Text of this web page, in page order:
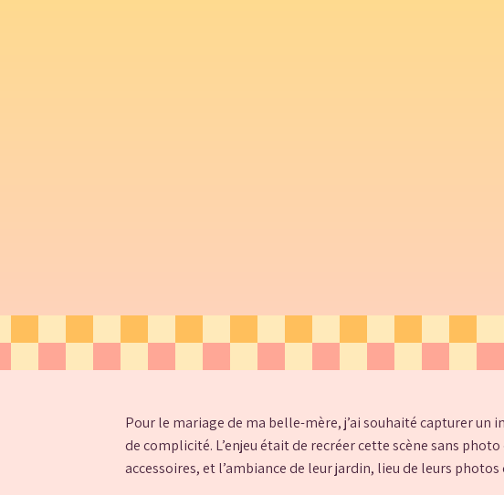
Pour le mariage de ma belle-mère, j’ai souhaité capturer
de complicité. L’enjeu était de recréer cette scène sans
accessoires, et l’ambiance de leur jardin, lieu de leurs photos